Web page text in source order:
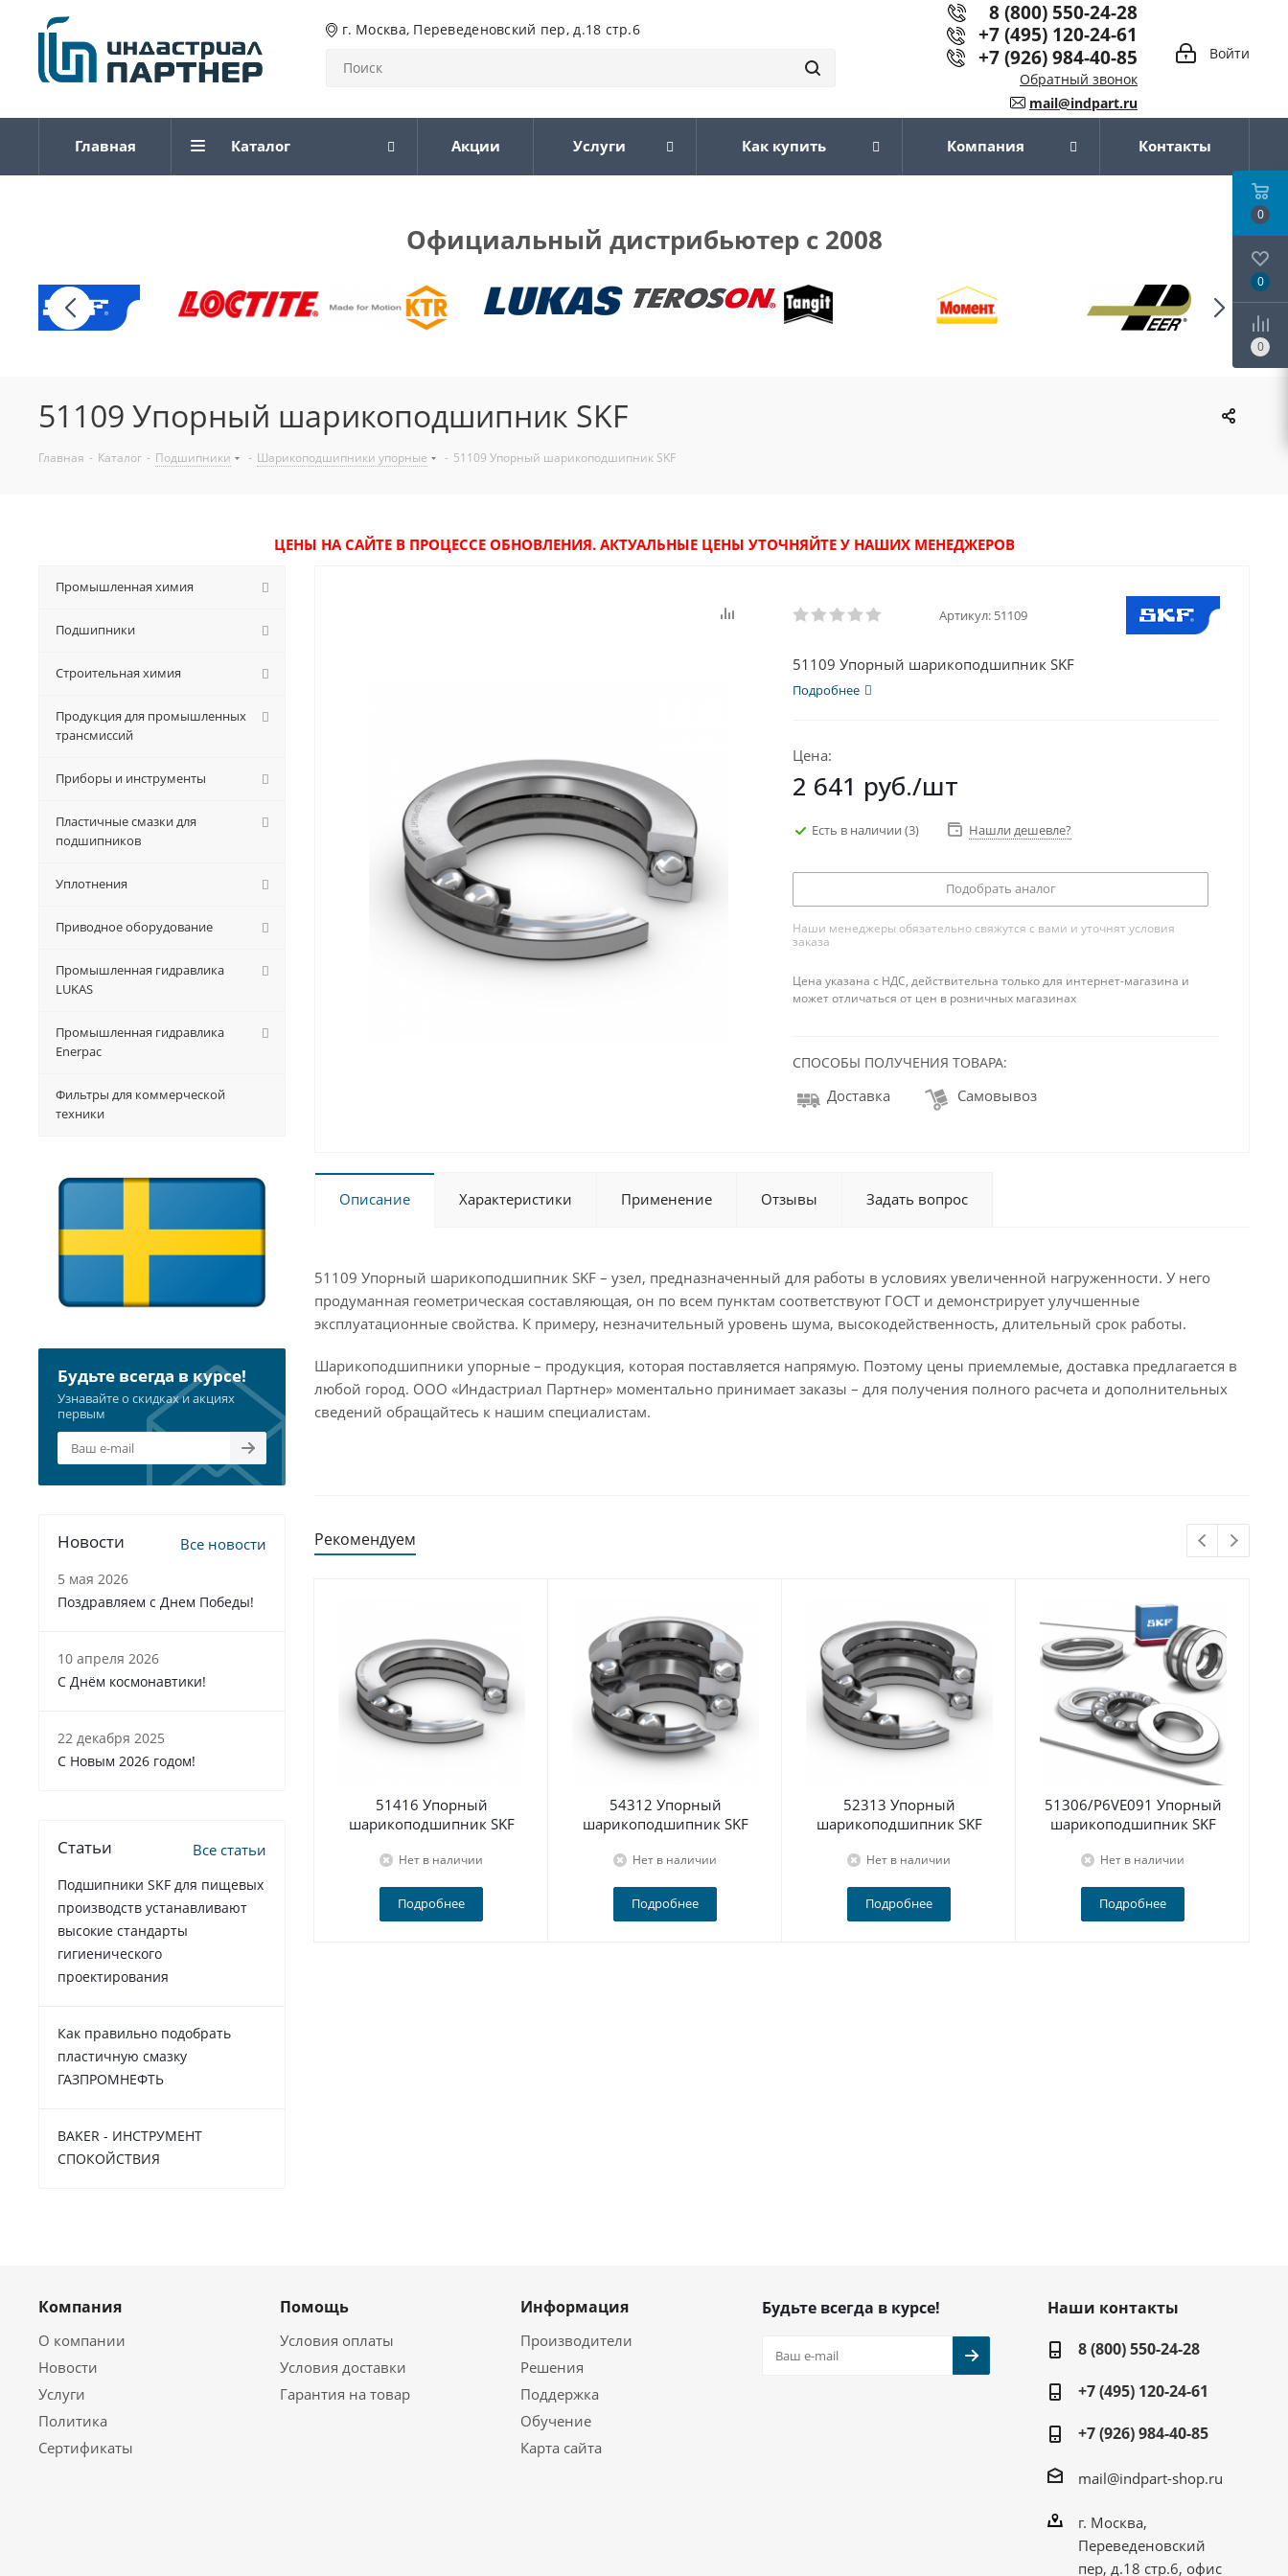
г. Москва, Переведеновский пер, д.18 стр.6
Войти
8 (800) 550-24-28
+7 (495) 120-24-61
+7 (926) 984-40-85
Обратный звонок
mail@indpart.ru
Главная Каталог Акции Услуги Как купить Компания Контакты
Официальный дистрибьютер с 2008
51109 Упорный шарикоподшипник SKF
Главная - Каталог - Подшипники - Шарикоподшипники упорные - 51109 Упорный шарикоподшипник SKF
ЦЕНЫ НА САЙТЕ В ПРОЦЕССЕ ОБНОВЛЕНИЯ. АКТУАЛЬНЫЕ ЦЕНЫ УТОЧНЯЙТЕ У НАШИХ МЕНЕДЖЕРОВ
Артикул: 51109
51109 Упорный шарикоподшипник SKF
Подробнее
Цена:
2 641 руб./шт
Есть в наличии (3) Нашли дешевле?
Подобрать аналог
Наши менеджеры обязательно свяжутся с вами и уточнят условия
заказа
Цена указана с НДС, действительна только для интернет-магазина и
может отличаться от цен в розничных магазинах
СПОСОБЫ ПОЛУЧЕНИЯ ТОВАРА:
Доставка Самовывоз
Описание Характеристики Применение Отзывы Задать вопрос
51109 Упорный шарикоподшипник SKF – узел, предназначенный для работы в условиях увеличенной нагруженности. У него
продуманная геометрическая составляющая, он по всем пунктам соответствуют ГОСТ и демонстрирует улучшенные
эксплуатационные свойства. К примеру, незначительный уровень шума, высокодейственность, длительный срок работы.
Шарикоподшипники упорные – продукция, которая поставляется напрямую. Поэтому цены приемлемые, доставка предлагается в
любой город. ООО «Индастриал Партнер» моментально принимает заказы – для получения полного расчета и дополнительных
сведений обращайтесь к нашим специалистам.
Рекомендуем
51416 Упорный
шарикоподшипник SKF
Нет в наличии
Подробнее
54312 Упорный
шарикоподшипник SKF
Нет в наличии
Подробнее
52313 Упорный
шарикоподшипник SKF
Нет в наличии
Подробнее
51306/P6VE091 Упорный
шарикоподшипник SKF
Нет в наличии
Подробнее
Промышленная химия
Подшипники
Строительная химия
Продукция для промышленных
трансмиссий
Приборы и инструменты
Пластичные смазки для
подшипников
Уплотнения
Приводное оборудование
Промышленная гидравлика
LUKAS
Промышленная гидравлика
Enerpac
Фильтры для коммерческой
техники
Будьте всегда в курсе!
Узнавайте о скидках и акциях
первым
Новости Все новости
5 мая 2026
Поздравляем с Днем Победы!
10 апреля 2026
С Днём космонавтики!
22 декабря 2025
C Новым 2026 годом!
Статьи Все статьи
Подшипники SKF для пищевых
производств устанавливают
высокие стандарты
гигиенического
проектирования
Как правильно подобрать
пластичную смазку
ГАЗПРОМНЕФТЬ
BAKER - ИНСТРУМЕНТ
СПОКОЙСТВИЯ
Компания
О компании
Новости
Услуги
Политика
Сертификаты
Помощь
Условия оплаты
Условия доставки
Гарантия на товар
Информация
Производители
Решения
Поддержка
Обучение
Карта сайта
Будьте всегда в курсе!
Наши контакты
8 (800) 550-24-28
+7 (495) 120-24-61
+7 (926) 984-40-85
mail@indpart-shop.ru
г. Москва,
Переведеновский
пер, д.18 стр.6, офис
0
0
0